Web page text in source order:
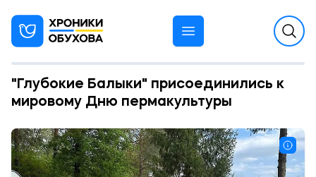
"Глубокие Балыки" присоединились к
мировому Дню пермакультуры